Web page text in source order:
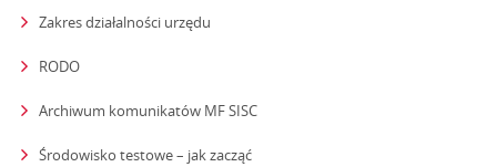
Zakres działalności urzędu
RODO
Archiwum komunikatów MF SISC
Środowisko testowe – jak zacząćstrona otwiera się w nowym oknie